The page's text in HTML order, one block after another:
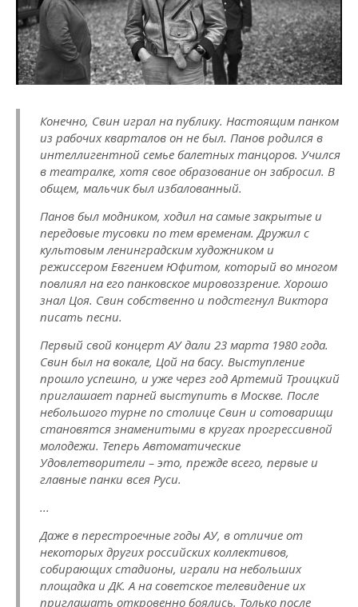
Конечно, Свин играл на публику. Настоящим панком
из рабочих кварталов он не был. Панов родился в
интеллигентной семье балетных танцоров. Учился
в театралке, хотя свое образование он забросил. В
общем, мальчик был избалованный.
Панов был модником, ходил на самые закрытые и
передовые тусовки по тем временам. Дружил с
культовым ленинградским художником и
режиссером Евгением Юфитом, который во многом
повлиял на его панковское мировоззрение. Хорошо
знал Цоя. Свин собственно и подстегнул Виктора
писать песни.
Первый свой концерт АУ дали 23 марта 1980 года.
Свин был на вокале, Цой на басу. Выступление
прошло успешно, и уже через год Артемий Троицкий
приглашает парней выступить в Москве. После
небольшого турне по столице Свин и сотоварищи
становятся знаменитыми в кругах прогрессивной
молодежи. Теперь Автоматические
Удовлетворители – это, прежде всего, первые и
главные панки всея Руси.
...
Даже в перестроечные годы АУ, в отличие от
некоторых других российских коллективов,
собирающих стадионы, играли на небольших
площадка и ДК. А на советское телевидение их
приглашать откровенно боялись. Только после